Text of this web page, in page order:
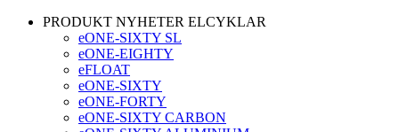
PRODUKT NYHETER ELCYKLAR
eONE-SIXTY SL
eONE-EIGHTY
eFLOAT
eONE-SIXTY
eONE-FORTY
eONE-SIXTY CARBON